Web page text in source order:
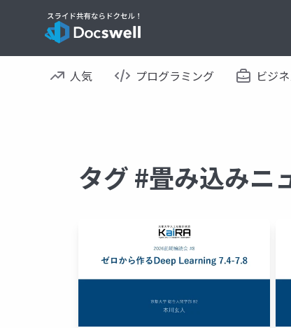
人気 プログラミング ビジ
タグ #畳み込みニ